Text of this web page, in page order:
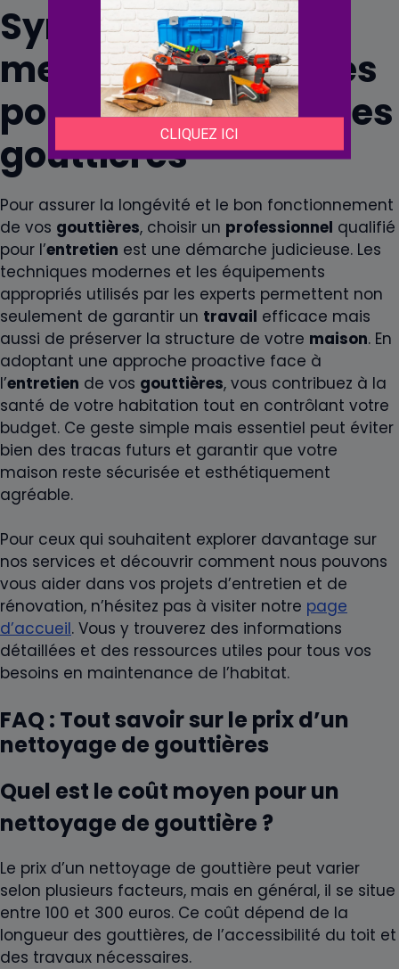
Synthèse des
meilleures pratiques
pour le nettoyage des
gouttières
Pour assurer la longévité et le bon fonctionnement
de vos gouttières, choisir un professionnel qualifié
pour l’entretien est une démarche judicieuse. Les
techniques modernes et les équipements
appropriés utilisés par les experts permettent non
seulement de garantir un travail efficace mais
aussi de préserver la structure de votre maison. En
adoptant une approche proactive face à
l’entretien de vos gouttières, vous contribuez à la
santé de votre habitation tout en contrôlant votre
budget. Ce geste simple mais essentiel peut éviter
bien des tracas futurs et garantir que votre
maison reste sécurisée et esthétiquement
agréable.
Pour ceux qui souhaitent explorer davantage sur
nos services et découvrir comment nous pouvons
vous aider dans vos projets d’entretien et de
rénovation, n’hésitez pas à visiter notre page
d’accueil. Vous y trouverez des informations
détaillées et des ressources utiles pour tous vos
besoins en maintenance de l’habitat.
FAQ : Tout savoir sur le prix d’un
nettoyage de gouttières
Quel est le coût moyen pour un
nettoyage de gouttière ?
Le prix d’un nettoyage de gouttière peut varier
selon plusieurs facteurs, mais en général, il se situe
entre 100 et 300 euros. Ce coût dépend de la
longueur des gouttières, de l’accessibilité du toit et
des travaux nécessaires.